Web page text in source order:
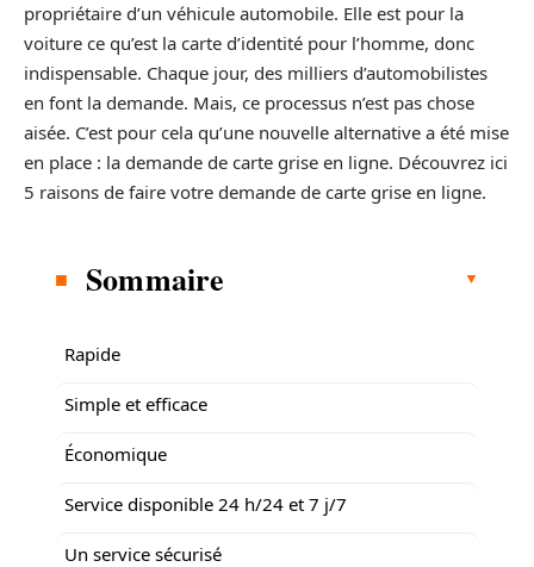
propriétaire d’un véhicule automobile. Elle est pour la
voiture ce qu’est la carte d’identité pour l’homme, donc
indispensable. Chaque jour, des milliers d’automobilistes
en font la demande. Mais, ce processus n’est pas chose
aisée. C’est pour cela qu’une nouvelle alternative a été mise
en place : la demande de carte grise en ligne. Découvrez ici
5 raisons de faire votre demande de carte grise en ligne.
Sommaire
Rapide
Simple et efficace
Économique
Service disponible 24 h/24 et 7 j/7
Un service sécurisé